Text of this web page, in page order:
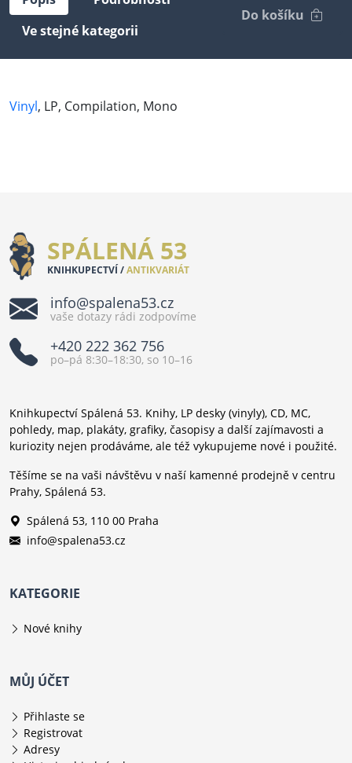
Ve stejné kategorii
Do košíku
Vinyl, LP, Compilation, Mono
SPÁLENÁ 53
KNIHKUPECTVÍ /ANTIKVARIÁT
info@spalena53.cz
vaše dotazy rádi zodpovíme
+420 222 362 756
po–pá 8:30–18:30, so 10–16
Knihkupectví Spálená 53. Knihy, LP desky (vinyly), CD, MC,
pohledy, map, plakáty, grafiky, časopisy a další zajímavosti a
kuriozity nejen prodáváme, ale též vykupujeme nové i použité.
Těšíme se na vaši návštěvu v naší kamenné prodejně v centru
Prahy, Spálená 53.
Spálená 53, 110 00 Praha
info@spalena53.cz
KATEGORIE
Nové knihy
MŮJ ÚČET
Přihlaste se
Registrovat
Adresy